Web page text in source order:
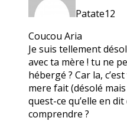
Patate12
Coucou Aria
Je suis tellement
avec ta mère ! tu ne
hébergé ? Car la,
mere fait (désolé mais
quest-ce qu’elle en
comprendre ?